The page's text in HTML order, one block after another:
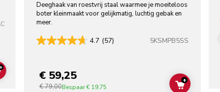
ADD TO CART
Deeghaak van roestvrij staal waarmee je moeiteloos
boter kleinmaakt voor gelijkmatig, luchtig gebak en
meer.
4.7 (57) 5KSMPB5SS
€ 59,25
€ 79,00Bespaar€ 19,75 ADD TO
+